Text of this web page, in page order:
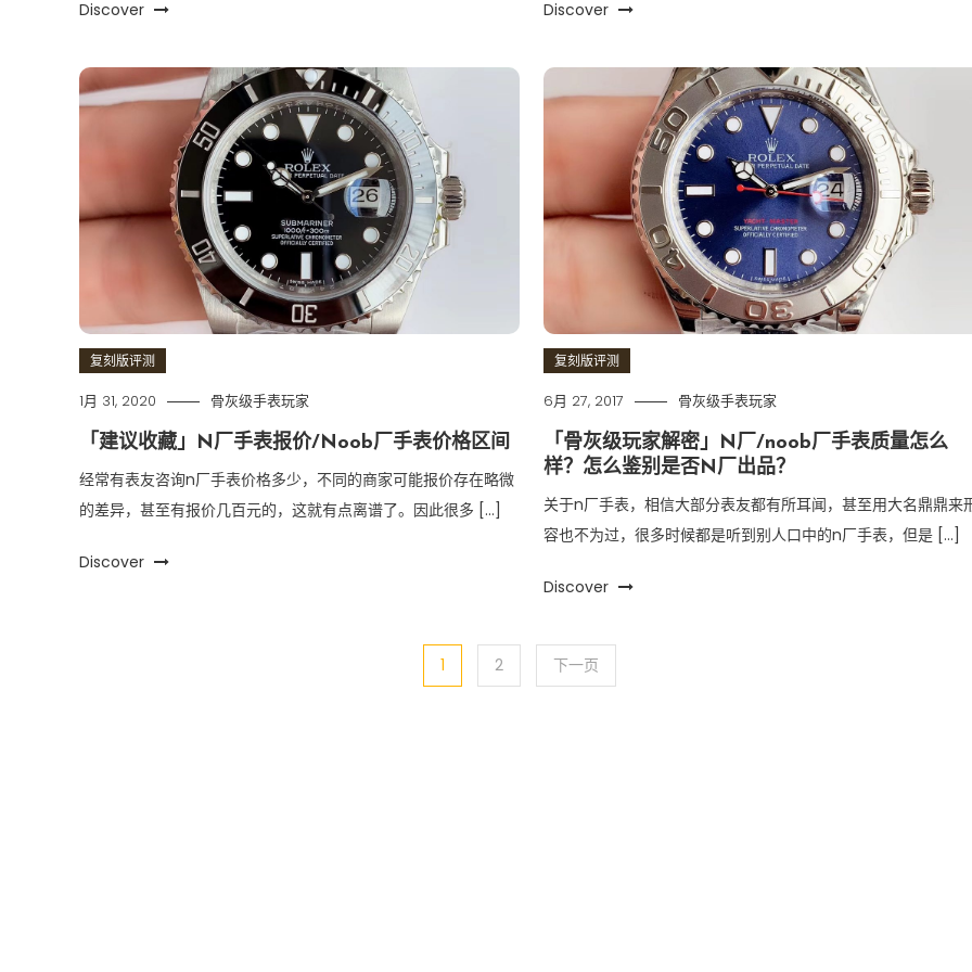
Discover Discover
复刻版评测
1月 31, 2020 骨灰级手表玩家
「建议收藏」N厂手表报价/Noob厂手表价格区间
经常有表友咨询n厂手表价格多少，不同的商家可能报价存在略微
的差异，甚至有报价几百元的，这就有点离谱了。因此很多 […]
Discover
复刻版评测
6月 27, 2017 骨灰级手表玩家
「骨灰级玩家解密」N厂/noob厂手表质量怎么
样？怎么鉴别是否N厂出品？
关于n厂手表，相信大部分表友都有所耳闻，甚至用大名鼎鼎来
容也不为过，很多时候都是听到别人口中的n厂手表，但是 […]
Discover
1 2 下一页